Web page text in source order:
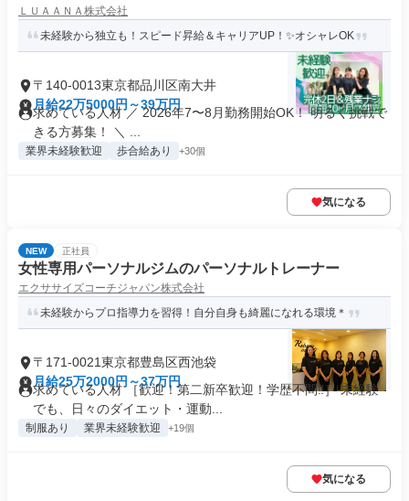
ＬＵＡＡＮＡ株式会社
未経験から独立も！スピード昇給＆キャリアUP！✨オシャレOK
〒140-0013東京都品川区南大井
月給22万5000円～39万円
求めている人材 ／ 2026年7〜8月勤務開始OK！ 明るく挑戦で
きる方募集！ ＼ ...
業界未経験歓迎 歩合給あり +30個
気になる
NEW 正社員
女性専用パーソナルジムのパーソナルトレーナー
エクササイズコーチジャパン株式会社
未経験からプロ指導力を習得！自分自身も綺麗になれる環境＊
〒171-0021東京都豊島区西池袋
月給25万2000円～37万円
求めている人材 ［歓迎！第二新卒歓迎！学歴不問‼］ 未経験
でも、日々のダイエット・運動...
制服あり 業界未経験歓迎 +19個
気になる